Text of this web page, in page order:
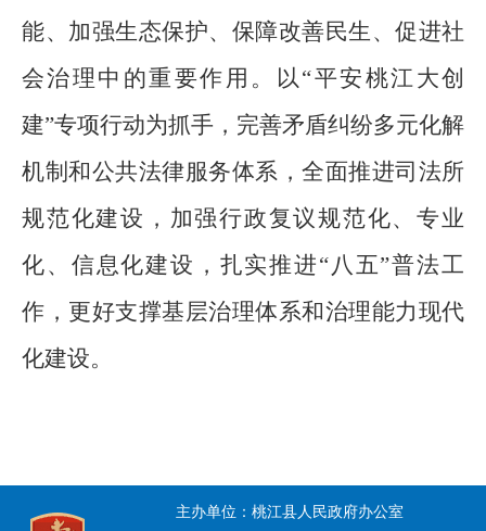
能、加强生态保护、保障改善民生、促进社
会治理中的重要作用。以“平安桃江大创
建”专项行动为抓手，完善矛盾纠纷多元化解
机制和公共法律服务体系，全面推进司法所
规范化建设，加强行政复议规范化、专业
化、信息化建设，扎实推进“八五”普法工
作，更好支撑基层治理体系和治理能力现代
化建设。
主办单位：桃江县人民政府办公室